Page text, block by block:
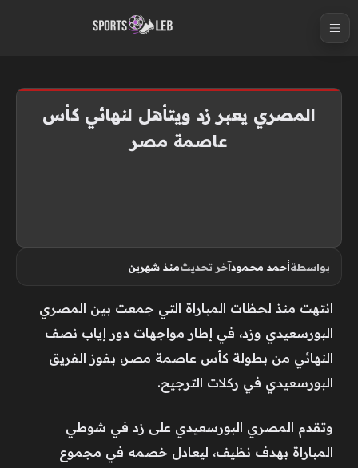
المصري يعبر زد ويتأهل لنهائي كأس
عاصمة مصر
بواسطةأحمد محمودآخر تحديثمنذ شهرين
انتهت منذ لحظات المباراة التي جمعت بين المصري
البورسعيدي وزد، في إطار مواجهات دور إياب نصف
النهائي من بطولة كأس عاصمة مصر، بفوز الفريق
البورسعيدي في ركلات الترجيح.
وتقدم المصري البورسعيدي على زد في شوطي
المباراة بهدف نظيف، ليعادل خصمه في مجموع